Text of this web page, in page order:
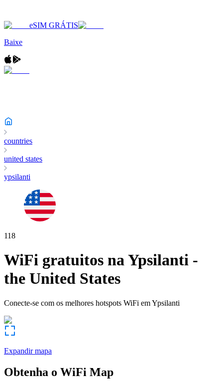
eSIM GRÁTIS
Baixe
countries
united states
ypsilanti
118
WiFi gratuitos naYpsilanti -
the United States
Conecte-se com os melhores hotspots WiFi emYpsilanti
Expandir mapa
Obtenha o WiFi Map